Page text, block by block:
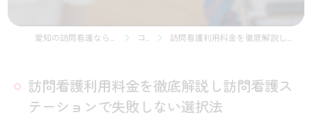
コラム 訪問看護利用料金を徹底解説し訪問看護ステーションで失敗しない選択法
訪問看護利用料金を徹底解説し訪問看護ス
テーションで失敗しない選択法